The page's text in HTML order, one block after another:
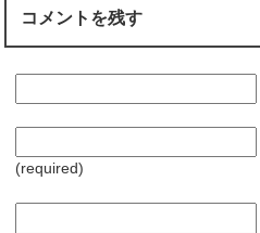
コメントを残す
(required)